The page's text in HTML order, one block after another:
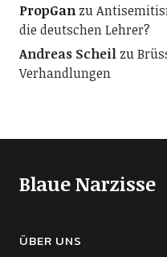
PropGanzu
die deutschen Lehrer?
Andreas Scheilzu
Verhandlungen
Blaue Narzisse
ÜBER UNS